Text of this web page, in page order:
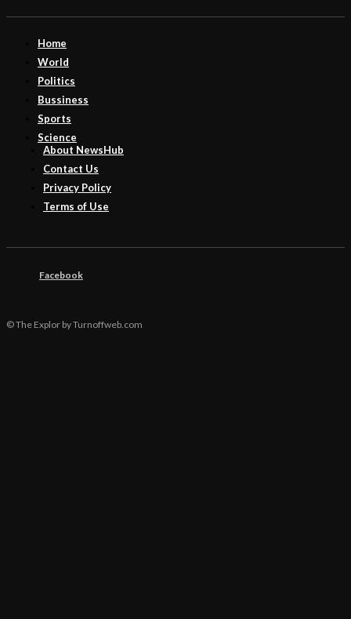
Home
World
Politics
Bussiness
Sports
Science
About NewsHub
Contact Us
Privacy Policy
Terms of Use
Facebook
© The Explor by Turnoffweb.com